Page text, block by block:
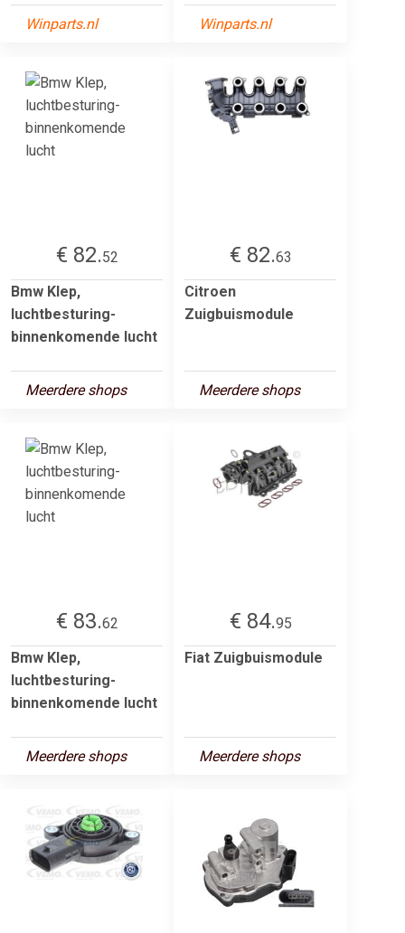
Winparts.nl Winparts.nl
€ 82.52
Bmw Klep,
luchtbesturing-
binnenkomende lucht
Meerdere shops
€ 82.63
Citroen
Zuigbuismodule
Meerdere shops
€ 83.62
Bmw Klep,
luchtbesturing-
binnenkomende lucht
Meerdere shops
€ 84.95
Fiat Zuigbuismodule
Meerdere shops